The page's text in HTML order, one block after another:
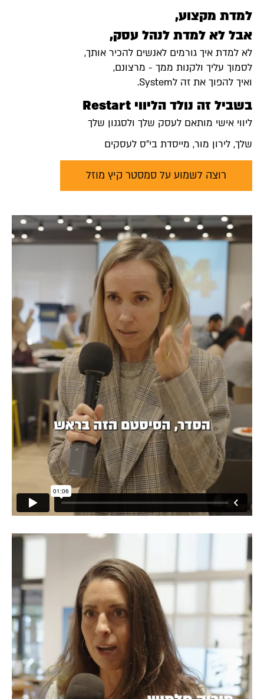
למדת מקצוע,
אבל לא למדת לנהל עסק,
לא למדת איך גורמים לאנשים להכיר אותך,
לסמוך עליך ולקנות ממך - מרצונם,
ואיך להפוך את זה לSystem.
בשביל זה נולד הליווי Restart
ליווי אישי מותאם לעסק שלך ולסגנון שלך
שלך, לירון מור, מייסדת בי״ס לעסקים
רוצה לשמוע על סמסטר קיץ מוזל